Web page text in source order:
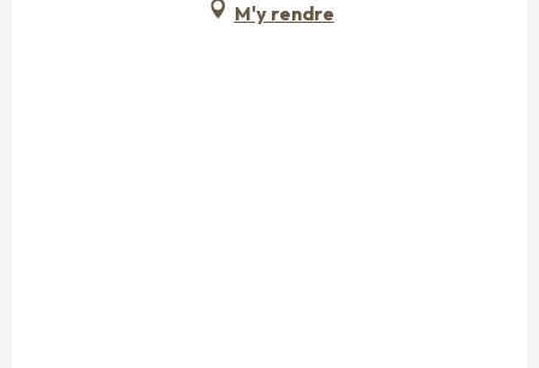
M'y rendre